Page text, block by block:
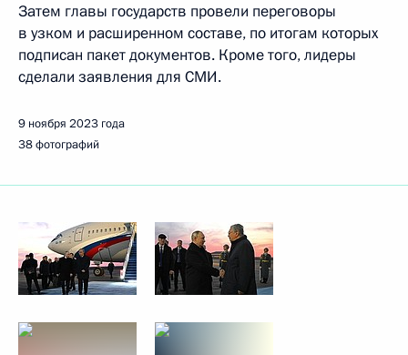
Затем главы государств провели переговоры
в узком и расширенном составе, по итогам которых
подписан пакет документов. Кроме того, лидеры
сделали заявления для СМИ.
9 ноября 2023 года
38 фотографий